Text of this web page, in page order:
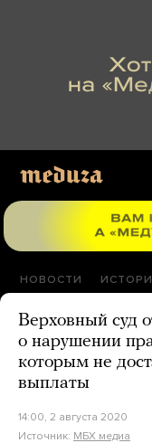
НОВОСТИ
Верховный суд
о нарушении
которым не
выплаты
14:00, 2 августа 2020
Источник: МБХ медиа